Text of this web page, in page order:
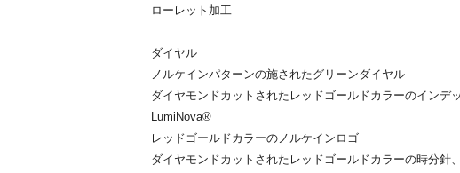
ローレット加工
ダイヤル
ノルケインパターンの施されたグリーンダイヤル
ダイヤモンドカットされたレッドゴールドカラーのインデ
LumiNova®
レッドゴールドカラーのノルケインロゴ
ダイヤモンドカットされたレッドゴールドカラーの時分針